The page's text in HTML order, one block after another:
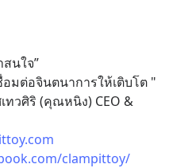
นใจ”
อมต่อจินตนาการให้เติบโต "
วศิริ (คุณหนิง) CEO &
clampittoy/